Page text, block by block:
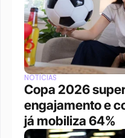
NOTÍCIAS
Copa 2026
engajamento e
já mobiliza 64%